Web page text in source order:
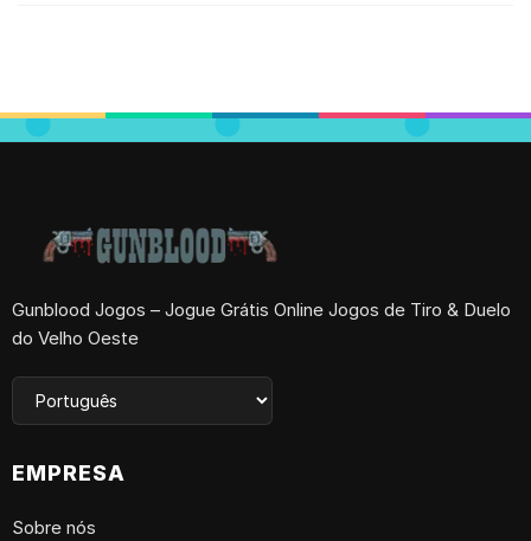
Gunblood Jogos – Jogue Grátis Online Jogos de Tiro & Duelo
do Velho Oeste
EMPRESA
Sobre nós